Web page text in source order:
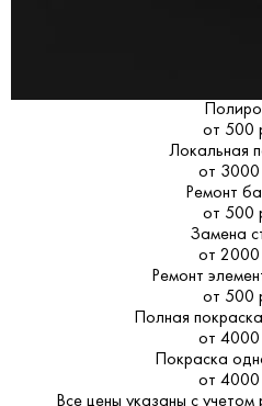
от 500
Локальная
от 3000
Ремонт
от 500
Замена
от 2000
Ремонт
от 500
Полная
от 4000
Покраска
от 4000
Все цены указаны с